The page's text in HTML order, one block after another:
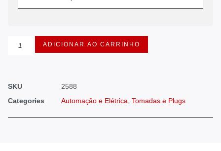
ADICIONAR AO CARRINHO
SKU
2588
Categories
Automação e Elétrica, Tomadas e Plugs